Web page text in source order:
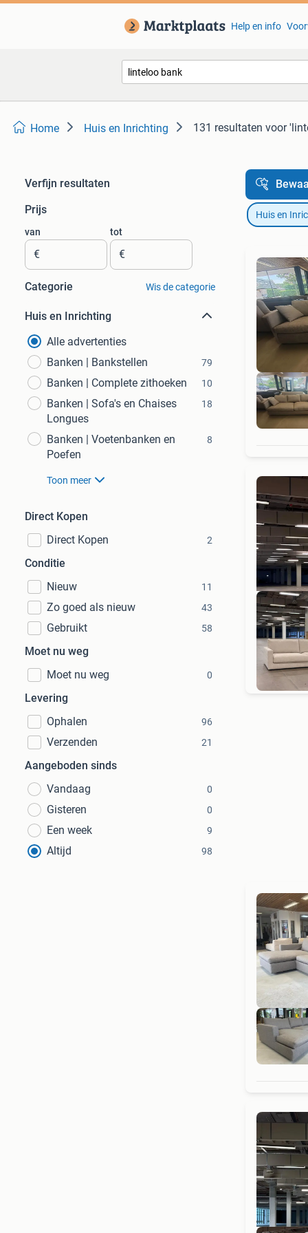
Help en info
Home Huis en Inrichting 131 resultaten voor
Verfijn resultaten
Prijs
van
€
tot
€
Categorie Wis de categorie
Huis en Inrichting
Alle advertenties
Banken | Bankstellen
79
Banken | Complete zithoeken 10
Banken | Sofa's en Chaises
Longues
18
Banken | Voetenbanken en
Poefen
8
Toon meer
Direct Kopen
Direct Kopen
2
Conditie
Nieuw
11
Zo goed als nieuw 43
Gebruikt 58
Moet nu weg
Moet nu weg
0
Levering
Ophalen
96
Verzenden 21
Aangeboden sinds
Vandaag
0
Gisteren 0
Een week 9
Altijd 98
Huis en